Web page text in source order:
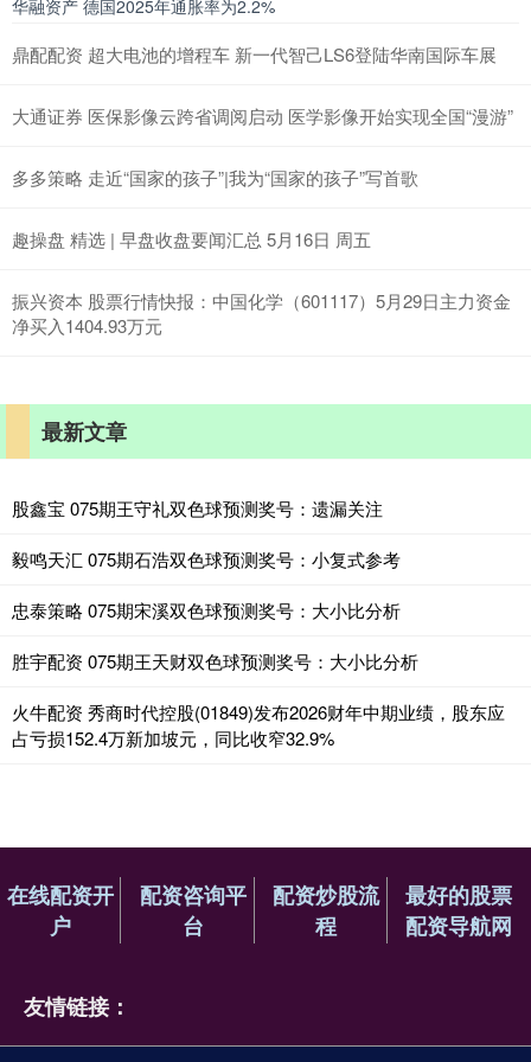
华融资产 德国2025年通胀率为2.2%
鼎配配资 超大电池的增程车 新一代智己LS6登陆华南国际车展
大通证券 医保影像云跨省调阅启动 医学影像开始实现全国“漫游”
多多策略 走近“国家的孩子”|我为“国家的孩子”写首歌
趣操盘 精选 | 早盘收盘要闻汇总 5月16日 周五
振兴资本 股票行情快报：中国化学（601117）5月29日主力资金
净买入1404.93万元
最新文章
股鑫宝 075期王守礼双色球预测奖号：遗漏关注
毅鸣天汇 075期石浩双色球预测奖号：小复式参考
忠泰策略 075期宋溪双色球预测奖号：大小比分析
胜宇配资 075期王天财双色球预测奖号：大小比分析
火牛配资 秀商时代控股(01849)发布2026财年中期业绩，股东应
占亏损152.4万新加坡元，同比收窄32.9%
在线配资开
户
配资咨询平
台
配资炒股流
程
最好的股票
配资导航网
友情链接：